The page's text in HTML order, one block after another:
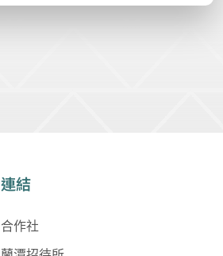
連結
合作社